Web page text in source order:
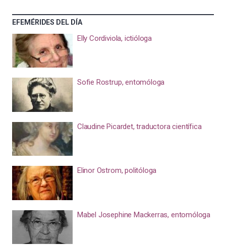
EFEMÉRIDES DEL DÍA
Elly Cordiviola, ictióloga
Sofie Rostrup, entomóloga
Claudine Picardet, traductora científica
Elinor Ostrom, politóloga
Mabel Josephine Mackerras, entomóloga